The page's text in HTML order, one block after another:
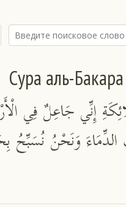
Сура аль-Бакара
إِنِّي جَاعِلٌ فِي
وَنَحْنُ